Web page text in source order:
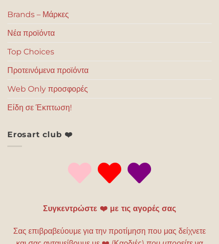
Brands – Μάρκες
Νέα προϊόντα
Top Choices
Προτεινόμενα προϊόντα
Web Only προσφορές
Είδη σε Έκπτωση!
Erosart club ❤️
Συγκεντρώστε ❤️ με τις αγορές σας
Σας επιβραβεύουμε για την προτίμηση που μας δείχνετε